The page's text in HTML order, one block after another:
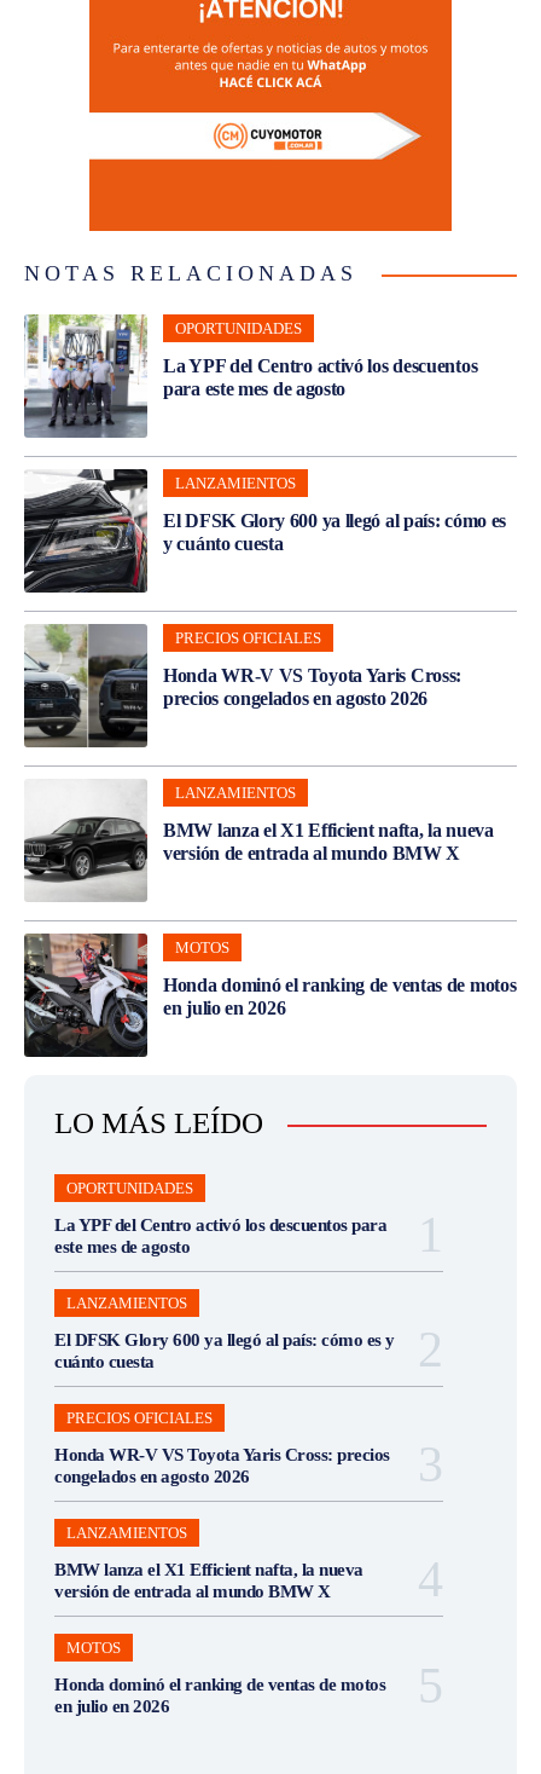
NOTAS RELACIONADAS
OPORTUNIDADES
La YPF del Centro activó los descuentos
para este mes de agosto
LANZAMIENTOS
El DFSK Glory 600 ya llegó al país: cómo es
y cuánto cuesta
PRECIOS OFICIALES
Honda WR-V VS Toyota Yaris Cross:
precios congelados en agosto 2026
LANZAMIENTOS
BMW lanza el X1 Efficient nafta, la nueva
versión de entrada al mundo BMW X
MOTOS
Honda dominó el ranking de ventas de motos
en julio en 2026
LO MÁS LEÍDO
OPORTUNIDADES
La YPF del Centro activó los descuentos para
este mes de agosto
LANZAMIENTOS
El DFSK Glory 600 ya llegó al país: cómo es y
cuánto cuesta
PRECIOS OFICIALES
Honda WR-V VS Toyota Yaris Cross: precios
congelados en agosto 2026
LANZAMIENTOS
BMW lanza el X1 Efficient nafta, la nueva
versión de entrada al mundo BMW X
MOTOS
Honda dominó el ranking de ventas de motos
en julio en 2026